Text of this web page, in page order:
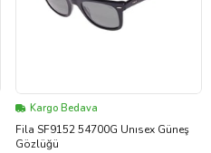
Kargo Bedava
Fila SF9152 54700G Unısex Güneş
Gözlüğü